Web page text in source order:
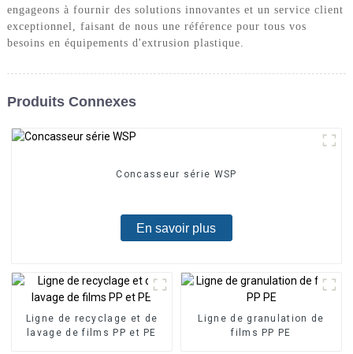
engageons à fournir des solutions innovantes et un service client
exceptionnel, faisant de nous une référence pour tous vos
besoins en équipements d'extrusion plastique.
Produits Connexes
Concasseur série WSP
En savoir plus
Ligne de recyclage et de
lavage de films PP et PE
Ligne de granulation de
films PP PE